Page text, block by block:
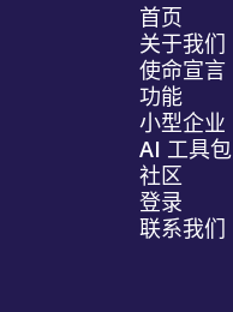
首页
关于我们
使命宣言
功能
小型企业
AI 工具包
社区
登录
联系我们